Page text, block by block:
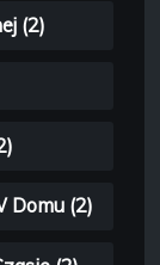
(2)
Domu (2)